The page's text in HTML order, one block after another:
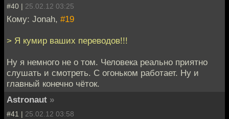
#40 | 25.02.12 03:25
Кому: Jonah, #19
> Я кумир ваших переводов!!!
Ну я немного не о том. Человека реально приятно
слушать и смотреть. С огоньком работает. Ну и
главный конечно чёток.
Astronaut »
#41 | 25.02.12 03:58